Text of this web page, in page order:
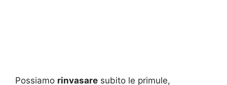
Possiamo rinvasare subito le primule,